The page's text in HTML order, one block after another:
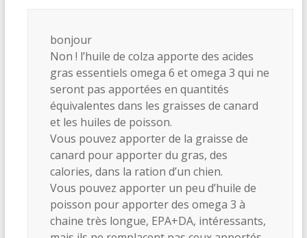
bonjour
Non ! l’huile de colza apporte des acides
gras essentiels omega 6 et omega 3 qui ne
seront pas apportées en quantités
équivalentes dans les graisses de canard
et les huiles de poisson.
Vous pouvez apporter de la graisse de
canard pour apporter du gras, des
calories, dans la ration d’un chien.
Vous pouvez apporter un peu d’huile de
poisson pour apporter des omega 3 à
chaine très longue, EPA+DA, intéressants,